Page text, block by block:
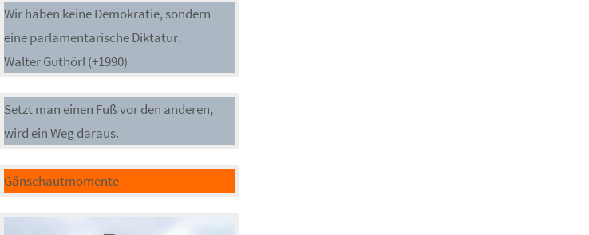
Wir haben keine Demokratie, sondern
eine parlamentarische Diktatur.
Walter Guthörl (+1990)
Setzt man einen Fuß vor den anderen,
wird ein Weg daraus.
Gänsehautmomente